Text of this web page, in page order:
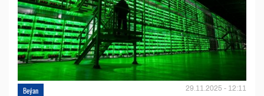
Beýan 29.11.2025 - 12:11